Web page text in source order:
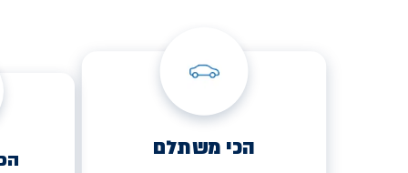
הכי משתלם